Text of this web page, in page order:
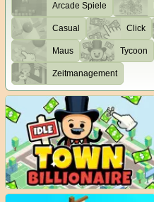
Arcade Spiele
Casual Click
Maus Tycoon
Zeitmanagement